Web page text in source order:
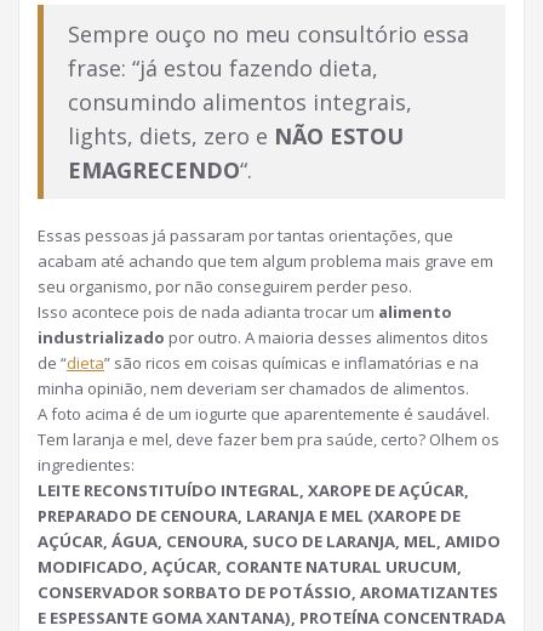
Sempre ouço no meu consultório essa
frase: “já estou fazendo dieta,
consumindo alimentos integrais,
lights, diets, zero e NÃO ESTOU
EMAGRECENDO“.
Essas pessoas já passaram por tantas orientações, que
acabam até achando que tem algum problema mais grave em
seu organismo, por não conseguirem perder peso.
Isso acontece pois de nada adianta trocar um alimento
industrializado por outro. A maioria desses alimentos ditos
de “dieta” são ricos em coisas químicas e inflamatórias e na
minha opinião, nem deveriam ser chamados de alimentos.
A foto acima é de um iogurte que aparentemente é saudável.
Tem laranja e mel, deve fazer bem pra saúde, certo? Olhem os
ingredientes:
LEITE RECONSTITUÍDO INTEGRAL, XAROPE DE AÇÚCAR,
PREPARADO DE CENOURA, LARANJA E MEL (XAROPE DE
AÇÚCAR, ÁGUA, CENOURA, SUCO DE LARANJA, MEL, AMIDO
MODIFICADO, AÇÚCAR, CORANTE NATURAL URUCUM,
CONSERVADOR SORBATO DE POTÁSSIO, AROMATIZANTES
E ESPESSANTE GOMA XANTANA), PROTEÍNA CONCENTRADA